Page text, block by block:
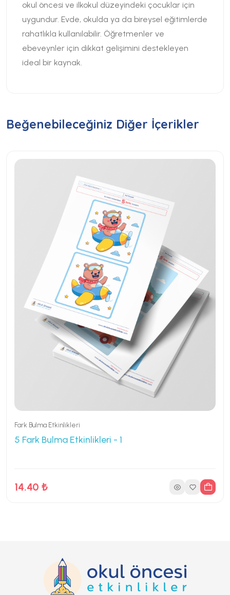
okul öncesi ve ilkokul düzeyindeki çocuklar için
uygundur. Evde, okulda ya da bireysel eğitimlerde
rahatlıkla kullanılabilir. Öğretmenler ve
ebeveynler için dikkat gelişimini destekleyen
ideal bir kaynak.
Beğenebileceğiniz Diğer İçerikler
Fark Bulma Etkinlikleri
5 Fark Bulma Etkinlikleri - 1
14.40 ₺